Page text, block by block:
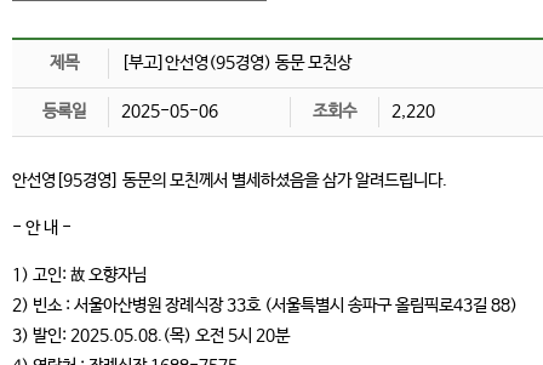
제목 [부고]안선영(95경영) 동문 모친상
등록일 2025-05-06 조회수 2,220
안선영[95경영] 동문의 모친께서 별세하셨음을 삼가 알려드립니다.
- 안 내 -
1) 고인: 故 오향자님
2) 빈소 : 서울아산병원 장례식장 33호 (서울특별시 송파구 올림픽로43길 88)
3) 발인: 2025.05.08.(목) 오전 5시 20분